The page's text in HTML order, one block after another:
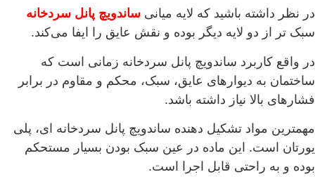
در نظر داشته باشید که لایه میانی ساندویچ پانل سردخانه
سبک تر از دو لایه دیگر بوده و نقش عایق را ایفا می‌کند.
در واقع کاربرد ساندویچ پانل سردخانه زمانی است که
ساختمان به دیوارهای عایق، سبک، محکم و مقاوم در برابر
فشارهای بالا نیاز داشته باشد.
مهمترین مواد تشکیل دهنده ساندویچ پانل سردخانه ای، پلی
یورتان است. این ماده در عین سبک بودن بسیار مستحکم
بوده و به راحتی قابل اجرا است.